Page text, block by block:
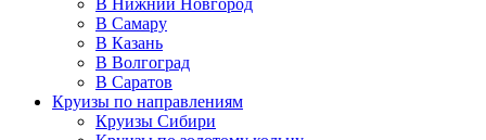
В Нижний Новгород
В Самару
В Казань
В Волгоград
В Саратов
Круизы по направлениям
Круизы Сибири